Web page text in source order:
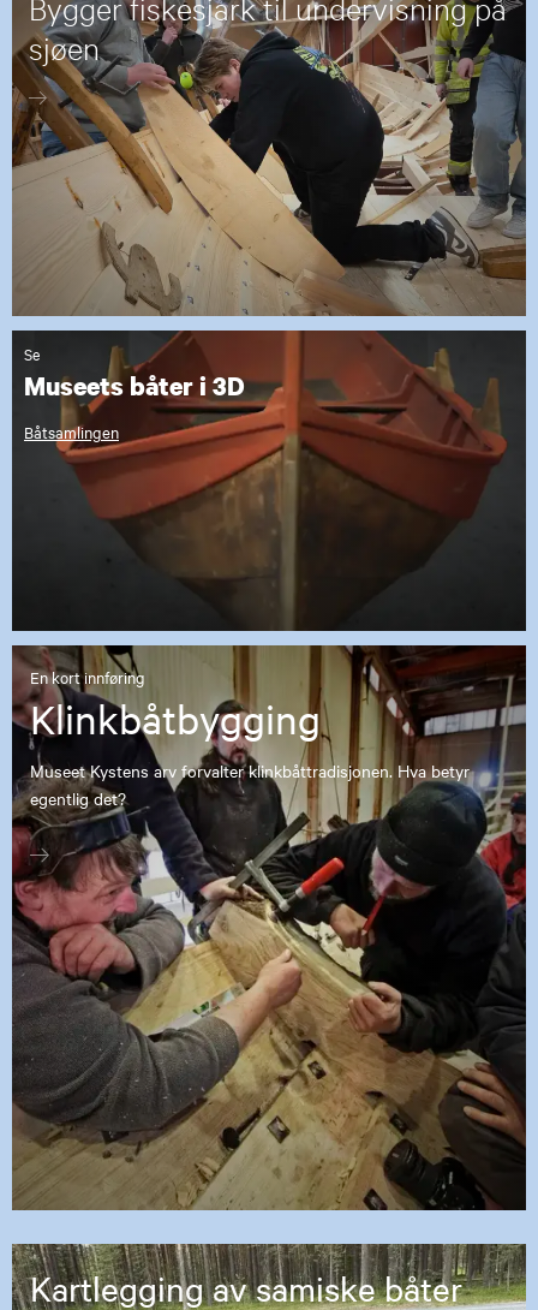
sjøen
Se
Museets båter i 3D
Båtsamlingen
En kort innføring
Klinkbåtbygging
Museet Kystens arv forvalter klinkbåttradisjonen. Hva betyr
egentlig det?
Kartlegging av samiske båter